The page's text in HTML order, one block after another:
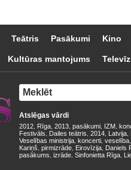
Teātris Pasākumi Kino
Kultūras mantojums
Atslēgas vārdi
2012 Rīga 2013 pasākumi IZM
Festivāls
Dailes teātris 2014 Latvija
Veselības ministrija koncerti veselība
Kariņš pirmizrāde Eirovīzija Daniels
pasākums izrāde Sinfonietta Rīga